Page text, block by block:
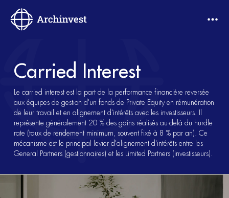
Carried Interest
Le carried interest est la part de la performance financière reversée
aux équipes de gestion d'un fonds de Private Equity en rémunération
de leur travail et en alignement d'intérêts avec les investisseurs. Il
représente généralement 20 % des gains réalisés au-delà du hurdle
rate (taux de rendement minimum, souvent fixé à 8 % par an). Ce
mécanisme est le principal levier d'alignement d'intérêts entre les
General Partners (gestionnaires) et les Limited Partners (investisseurs).